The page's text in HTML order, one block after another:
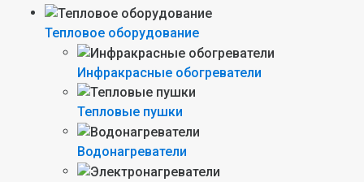
Тепловое оборудование
Инфракрасные обогреватели
Тепловые пушки
Водонагреватели